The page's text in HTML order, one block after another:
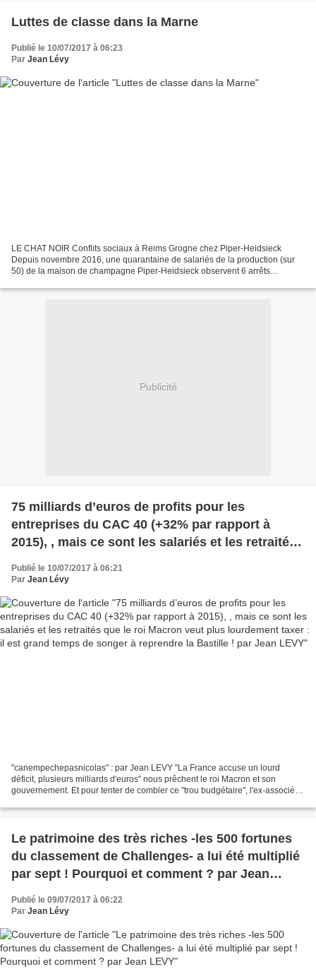
Luttes de classe dans la Marne
Publié le 10/07/2017 à 06:23
Par Jean Lévy
LE CHAT NOIR Conflits sociaux à Reims Grogne chez Piper-Heidsieck
Depuis novembre 2016, une quarantaine de salariés de la production (sur
50) de la maison de champagne Piper-Heidsieck observent 6 arrêts
Publicité
75 milliards d’euros de profits pour les
entreprises du CAC 40 (+32% par rapport à
2015), , mais ce sont les salariés et les retraités
est grand temps de songer à reprendre la
Publié le 10/07/2017 à 06:21
Par Jean Lévy
"canempechepasnicolas" : par Jean LEVY "La France accuse un lourd
déficit, plusieurs milliards d'euros" nous prêchent le roi Macron et son
gouvernement. Et pour tenter de combler ce "trou budgétaire", l'ex-associé
Le patrimoine des très riches -les 500 fortunes
du classement de Challenges- a lui été multiplié
par sept ! Pourquoi et comment ? par Jean
LEVY
Publié le 09/07/2017 à 06:22
Par Jean Lévy